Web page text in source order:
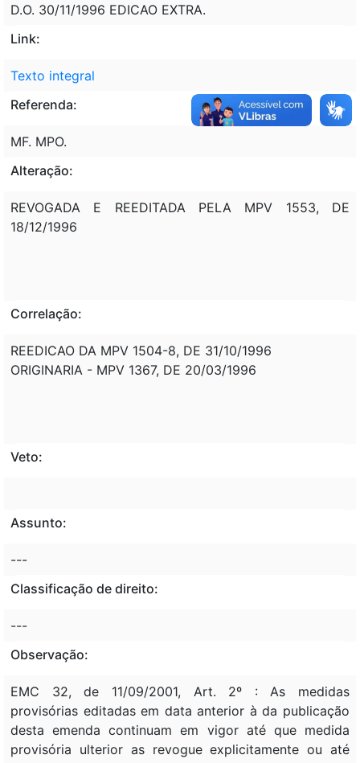
D.O. 30/11/1996 EDICAO EXTRA.
Link:
Texto integral
Referenda:
MF. MPO.
Alteração:
REVOGADA E REEDITADA PELA MPV 1553, DE
18/12/1996
Correlação:
REEDICAO DA MPV 1504-8, DE 31/10/1996
ORIGINARIA - MPV 1367, DE 20/03/1996
Veto:
Assunto:
---
Classificação de direito:
---
Observação:
EMC 32, de 11/09/2001, Art. 2º : As medidas
provisórias editadas em data anterior à da publicação
desta emenda continuam em vigor até que medida
provisória ulterior as revogue explicitamente ou até